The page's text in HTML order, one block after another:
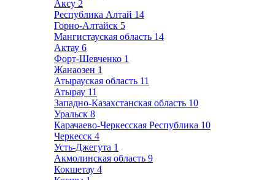
Аксу 2
Республика Алтай 14
Горно-Алтайск 5
Мангистауская область 14
Актау 6
Форт-Шевченко 1
Жанаозен 1
Атырауская область 11
Атырау 11
Западно-Казахстанская область 10
Уральск 8
Карачаево-Черкесская Республика 10
Черкесск 4
Усть-Джегута 1
Акмолинская область 9
Кокшетау 4